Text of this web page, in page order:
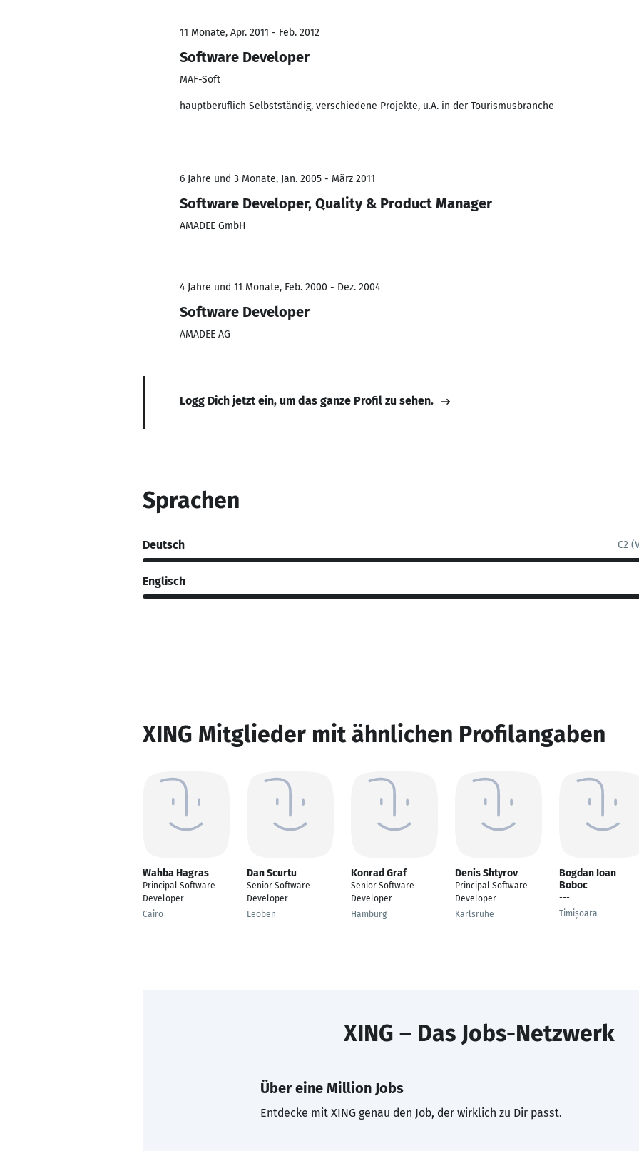
11 Monate, Apr. 2011 - Feb. 2012
Software Developer
MAF-Soft
hauptberuflich Selbstständig, verschiedene Projekte, u.A. in der Tourismusbranche
6 Jahre und 3 Monate, Jan. 2005 - März 2011
Software Developer, Quality & Product Manager
AMADEE GmbH
4 Jahre und 11 Monate, Feb. 2000 - Dez. 2004
Software Developer
AMADEE AG
Logg Dich jetzt ein, um das ganze Profil zu sehen.
Sprachen
Deutsch C2
Englisch
XING Mitglieder mit ähnlichen Profilangaben
Wahba Hagras
Principal Software
Developer
Cairo
Dan Scurtu
Senior Software
Developer
Leoben
Konrad Graf
Senior Software
Developer
Hamburg
Denis Shtyrov
Principal Software
Developer
Karlsruhe
Bogdan Ioan
Boboc
---
Timișoara
XING – Das Jobs-Netzwerk
Über eine Million Jobs
Entdecke mit XING genau den Job, der wirklich zu Dir passt.